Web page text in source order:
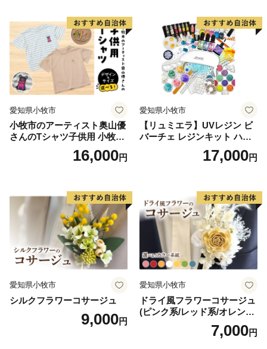
愛知県小牧市
小牧市のアーティスト奥山優
さんのTシャツ子供用 小牧市
16,000円
愛知県小牧市
【リュミエラ】UVレジン ビ
バーチェ レジンキット ハン
ドメイド レジンクラフト ア
クセサリーキット 手作り セ
17,000円
愛知県小牧市
シルクフラワーコサージュ
9,000円
愛知県小牧市
ドライ風フラワーコサージュ
(ピンク系/レッド系/オレンジ
系/ホワイト系/イエロー系/グ
リーン系/ブルー系）7,000円